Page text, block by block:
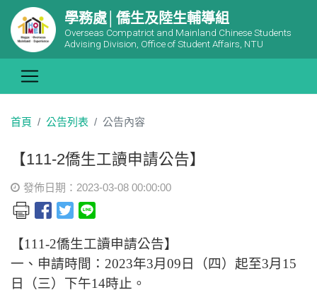
學務處│僑生及陸生輔導組
Overseas Compatriot and Mainland Chinese Students
Advising Division, Office of Student Affairs, NTU
首頁 公告列表 公告內容
【111-2僑生工讀申請公告】
發佈日期：2023-03-08 00:00:00
【111-2僑生工讀申請公告】
一、申請時間： 2023年3月 09 日（四）起至3月 15
日（三）下午14時止。